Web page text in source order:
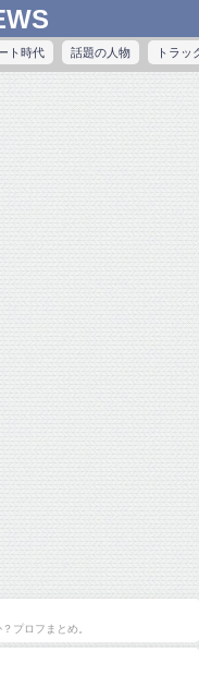
ト時代 話題の人物 トラッ
プロフまとめ。